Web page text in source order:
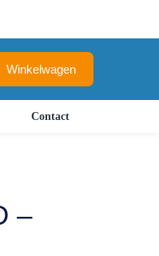
Winkelwagen
Contact
–